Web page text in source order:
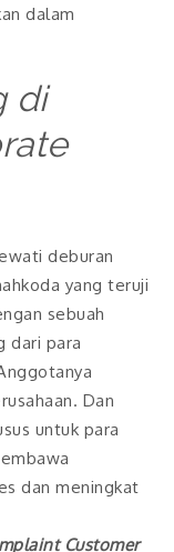
dalam
di
deburan
yang teruji
sebuah
dari para
Dan
untuk para
dan meningkat
Customer